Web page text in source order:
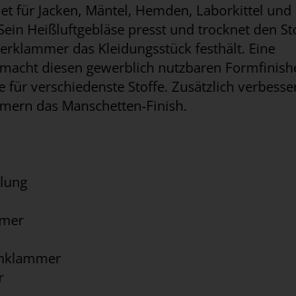
für Jacken, Mäntel, Hemden, Laborkittel und
Heißluftgebläse presst und trocknet den
das Kleidungsstück festhält. Eine
diesen gewerblich nutzbaren
für verschiedenste Stoffe. Zusätzlich
das Manschetten-Finish.